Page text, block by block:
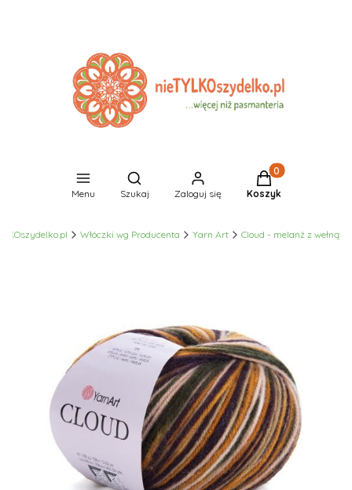
Menu
Otwórz wyszukiwarkę
Szukaj Zaloguj się
Produkty w
Koszyk
Włóczki wg Producenta Yarn Art Cloud - melanż z wełną